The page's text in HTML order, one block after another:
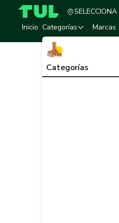
TUL - Tu Marketplace de
Inicio Categorías
Categorías
Marcas
Inicio
Cajas de